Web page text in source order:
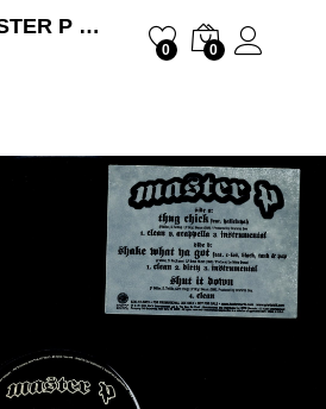
中古ﾚｺｰﾄﾞ MASTER P – THUG CHICK / SHAKE WHAT YA GOT
0 0